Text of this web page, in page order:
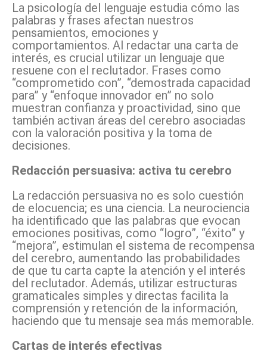
La psicología del lenguaje estudia cómo las
palabras y frases afectan nuestros
pensamientos, emociones y
comportamientos. Al redactar una carta de
interés, es crucial utilizar un lenguaje que
resuene con el reclutador. Frases como
“comprometido con”, “demostrada capacidad
para” y “enfoque innovador en” no solo
muestran confianza y proactividad, sino que
también activan áreas del cerebro asociadas
con la valoración positiva y la toma de
decisiones.
Redacción persuasiva: activa tu cerebro
La redacción persuasiva no es solo cuestión
de elocuencia; es una ciencia. La neurociencia
ha identificado que las palabras que evocan
emociones positivas, como “logro”, “éxito” y
“mejora”, estimulan el sistema de recompensa
del cerebro, aumentando las probabilidades
de que tu carta capte la atención y el interés
del reclutador. Además, utilizar estructuras
gramaticales simples y directas facilita la
comprensión y retención de la información,
haciendo que tu mensaje sea más memorable.
Cartas de interés efectivas